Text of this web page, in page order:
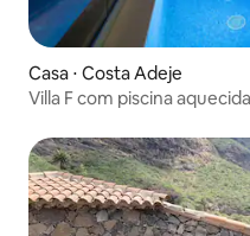
Casa ⋅ Costa Adeje
Villa F com piscina